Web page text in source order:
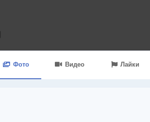
Фото Видео Лайки